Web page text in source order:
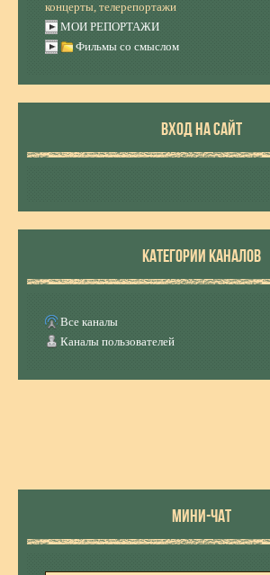
концерты, телерепортажи
МОИ РЕПОРТАЖИ
Фильмы со смыслом
ВХОД НА САЙТ
КАТЕГОРИИ КАНАЛОВ
Все каналы
Каналы пользователей
МИНИ-ЧАТ